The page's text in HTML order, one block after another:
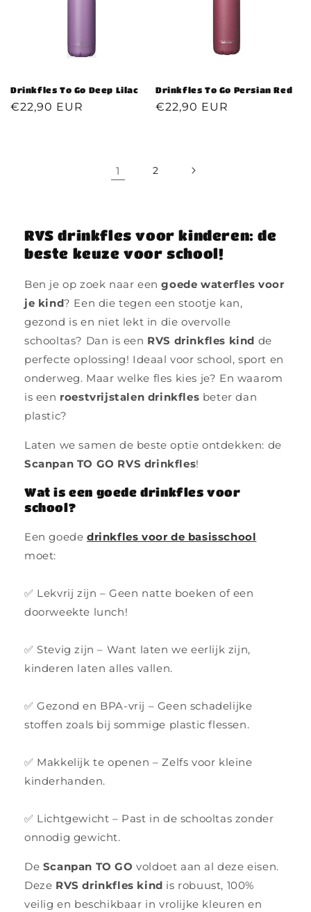
Drinkfles To Go Deep Lilac
Normale
€22,90 EUR
Drinkfles To Go Persian Red
Normale
€22,90 EUR
1 2
RVS drinkfles voor kinderen: de
beste keuze voor school!
Ben je op zoek naar eengoede waterfles voor
je kind? Een die tegen een stootje kan,
gezond is en niet lekt in die overvolle
schooltas? Dan is een RVS drinkfles kind de
perfecte oplossing! Ideaal voor school, sport en
onderweg. Maar welke fles kies je? En waarom
is een roestvrijstalen drinkfles beter dan
plastic?
Laten we samen de beste optie ontdekken: de
Scanpan TO GO RVS drinkfles!
Wat is een goede drinkfles voor
school?
Een goede drinkfles voor de basisschool
moet:
✅ Lekvrij zijn – Geen natte boeken of een
doorweekte lunch!
✅ Stevig zijn – Want laten we eerlijk zijn,
kinderen laten alles vallen.
✅ Gezond en BPA-vrij – Geen schadelijke
stoffen zoals bij sommige plastic flessen.
✅ Makkelijk te openen – Zelfs voor kleine
kinderhanden.
✅ Lichtgewicht – Past in de schooltas zonder
onnodig gewicht.
De Scanpan TO GO voldoet aan al deze eisen.
Deze RVS drinkfles kind is robuust, 100%
veilig en beschikbaar in vrolijke kleuren en